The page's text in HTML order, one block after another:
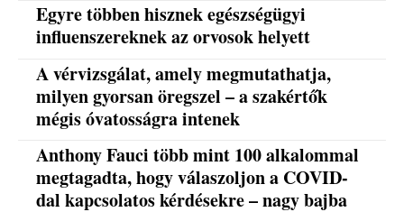
Egyre többen hisznek egészségügyi
influenszereknek az orvosok helyett
A vérvizsgálat, amely megmutathatja,
milyen gyorsan öregszel – a szakértők
mégis óvatosságra intenek
Anthony Fauci több mint 100 alkalommal
megtagadta, hogy válaszoljon a COVID-
dal kapcsolatos kérdésekre – nagy bajba